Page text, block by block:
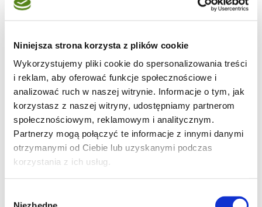
Niniejsza strona korzysta z plików cookie
Wykorzystujemy pliki cookie do spersonalizowania treści
i reklam, aby oferować funkcje społecznościowe i
analizować ruch w naszej witrynie. Informacje o tym, jak
korzystasz z naszej witryny, udostępniamy partnerom
społecznościowym, reklamowym i analitycznym.
Partnerzy mogą połączyć te informacje z innymi danymi
otrzymanymi od Ciebie lub uzyskanymi podczas
korzystania z ich usług.
ciasta
26
37